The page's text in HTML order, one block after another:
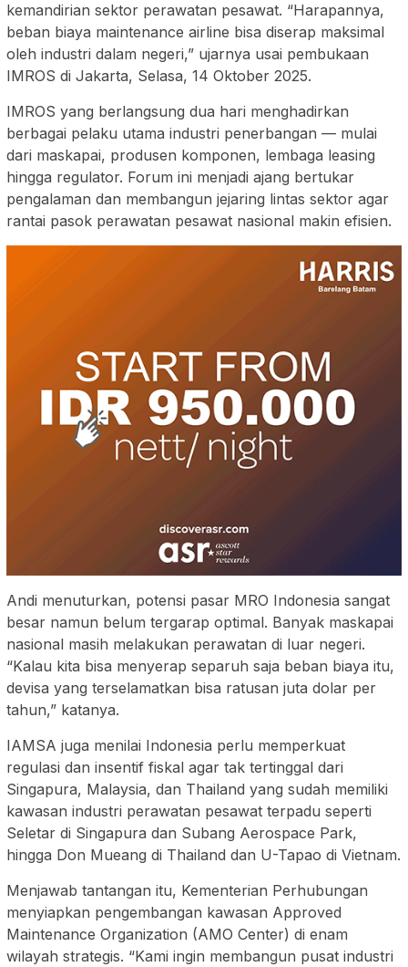
kemandirian sektor perawatan pesawat. “Harapannya,
beban biaya maintenance airline bisa diserap maksimal
oleh industri dalam negeri,” ujarnya usai pembukaan
IMROS di Jakarta, Selasa, 14 Oktober 2025.
IMROS yang berlangsung dua hari menghadirkan
berbagai pelaku utama industri penerbangan — mulai
dari maskapai, produsen komponen, lembaga leasing
hingga regulator. Forum ini menjadi ajang bertukar
pengalaman dan membangun jejaring lintas sektor agar
rantai pasok perawatan pesawat nasional makin efisien.
Andi menuturkan, potensi pasar MRO Indonesia sangat
besar namun belum tergarap optimal. Banyak maskapai
nasional masih melakukan perawatan di luar negeri.
“Kalau kita bisa menyerap separuh saja beban biaya itu,
devisa yang terselamatkan bisa ratusan juta dolar per
tahun,” katanya.
IAMSA juga menilai Indonesia perlu memperkuat
regulasi dan insentif fiskal agar tak tertinggal dari
Singapura, Malaysia, dan Thailand yang sudah memiliki
kawasan industri perawatan pesawat terpadu seperti
Seletar di Singapura dan Subang Aerospace Park,
hingga Don Mueang di Thailand dan U-Tapao di Vietnam.
Menjawab tantangan itu, Kementerian Perhubungan
menyiapkan pengembangan kawasan Approved
Maintenance Organization (AMO Center) di enam
wilayah strategis. “Kami ingin membangun pusat industri